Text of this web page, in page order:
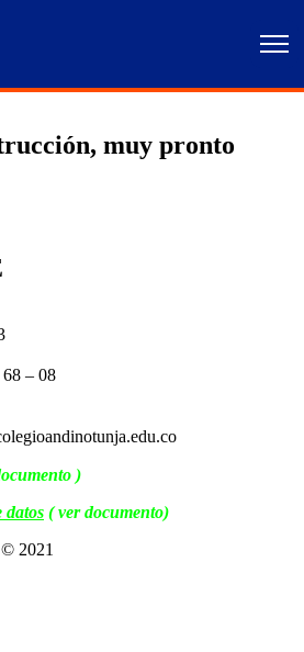
muy pronto
– 08
)
datos ( ver documento)
2021